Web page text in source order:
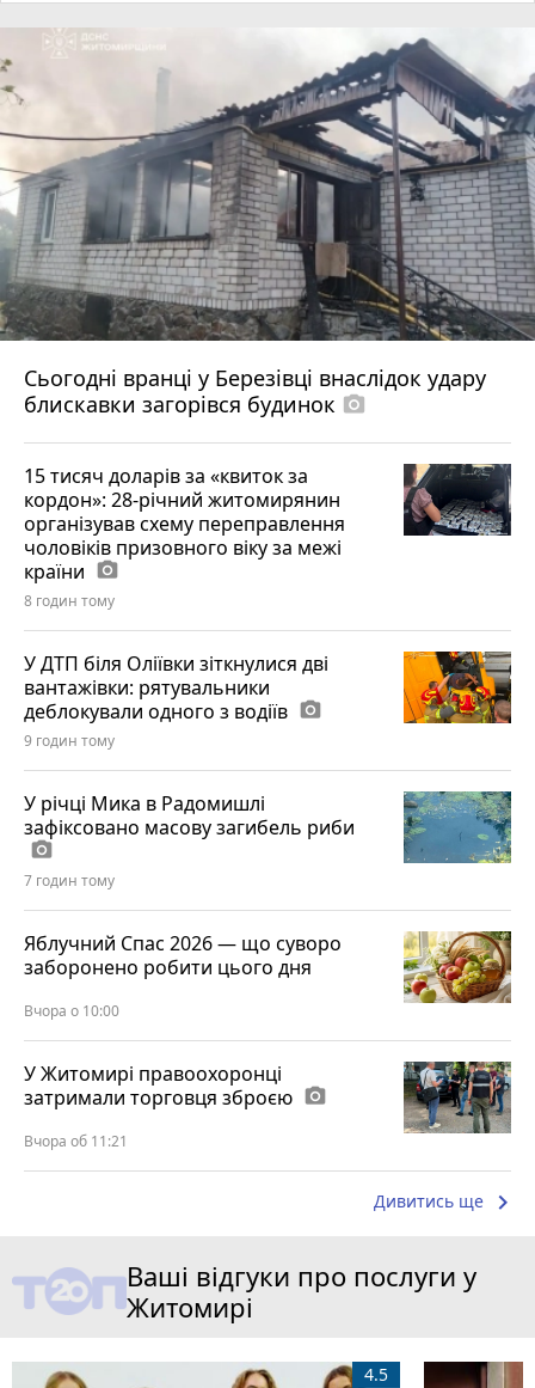
Сьогодні вранці у Березівці внаслідок удару
блискавки загорівся будинок photo_camera
15 тисяч доларів за «квиток за
кордон»: 28-річний житомирянин
організував схему переправлення
чоловіків призовного віку за межі
країни photo_camera
8 годин тому
У ДТП біля Оліївки зіткнулися дві
вантажівки: рятувальники
деблокували одного з водіїв photo_camera
9 годин тому
У річці Мика в Радомишлі
зафіксовано масову загибель риби
photo_camera
7 годин тому
Яблучний Спас 2026 — що суворо
заборонено робити цього дня
Вчора о 10:00
У Житомирі правоохоронці
затримали торговця зброєю photo_camera
Вчора об 11:21
Дивитись ще keyboard_arrow_right
Ваші відгуки про послуги у
Житомирі
4.5